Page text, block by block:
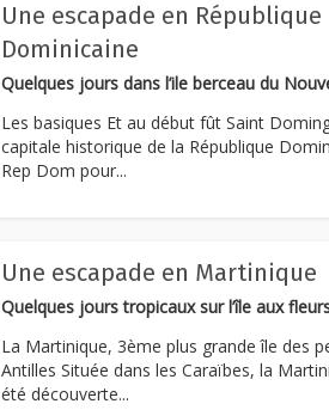
Une escapade en République
Dominicaine
Quelques jours dans l’ile berceau du
Les basiques Et au début fût Saint
capitale historique de la République
Rep Dom pour...
Une escapade en Martinique
Quelques jours tropicaux sur l’île aux
La Martinique, 3ème plus grande île des
Antilles Située dans les Caraïbes, la
été découverte...